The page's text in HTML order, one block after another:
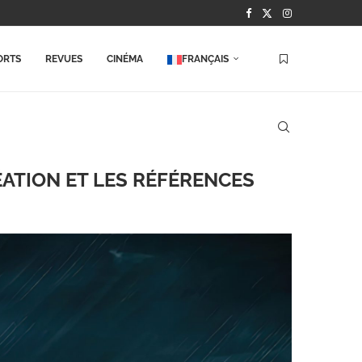
REVUES CINÉMA FRANÇAIS
ET LES RÉFÉRENCES